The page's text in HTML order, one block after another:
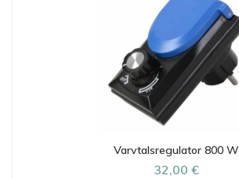
Varvtalsregulator 800 W
32,00 €